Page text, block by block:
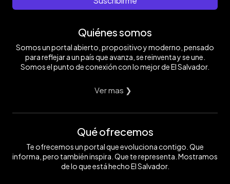
Quiénes somos
Somos un portal abierto, propositivo y moderno, pensado
para reflejar a un país que avanza, se reinventa y se une.
Somos el punto de conexión con lo mejor de El Salvador.
Ver mas ❯
Qué ofrecemos
Te ofrecemos un portal que evoluciona contigo. Que
informa, pero también inspira. Que te representa. Mostramos
de lo que está hecho El Salvador.